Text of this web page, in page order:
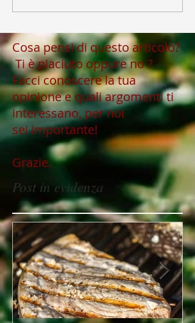
Cosa pensi di questo articolo?
Ti è piaciuto oppure no ?
Facci conoscere la tua
opinione e quali argomenti ti
interessano, per noi
sei importante!
Grazie.
Post in evidenza